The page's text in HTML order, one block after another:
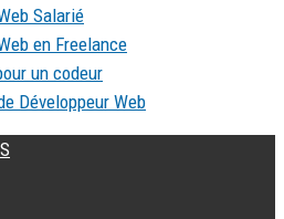
Salarié
en Freelance
un codeur
Développeur Web